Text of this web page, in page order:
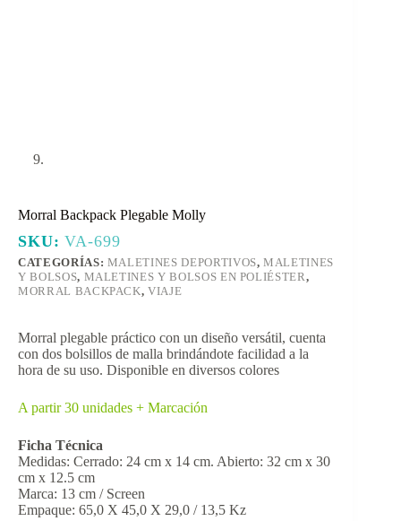
Morral Backpack Plegable Molly
SKU:VA-699
CATEGORÍAS: MALETINES DEPORTIVOS,MALETINES
Y BOLSOS, MALETINES Y BOLSOS EN POLIÉSTER,
MORRAL BACKPACK,VIAJE
Morral plegable práctico con un diseño versátil, cuenta
con dos bolsillos de malla brindándote facilidad a la
hora de su uso. Disponible en diversos colores
A partir 30 unidades + Marcación
Ficha Técnica
Medidas: Cerrado: 24 cm x 14 cm. Abierto: 32 cm x 30
cm x 12.5 cm
Marca: 13 cm / Screen
Empaque: 65,0 X 45,0 X 29,0 / 13,5 Kz